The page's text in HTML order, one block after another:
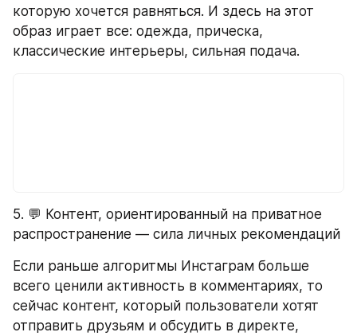
которую хочется равняться. И здесь на этот
образ играет все: одежда, прическа,
классические интерьеры, сильная подача.
5. 💬 Контент, ориентированный на приватное
распространение — сила личных рекомендаций
Если раньше алгоритмы Инстаграм больше
всего ценили активность в комментариях, то
сейчас контент, который пользователи хотят
отправить друзьям и обсудить в директе,